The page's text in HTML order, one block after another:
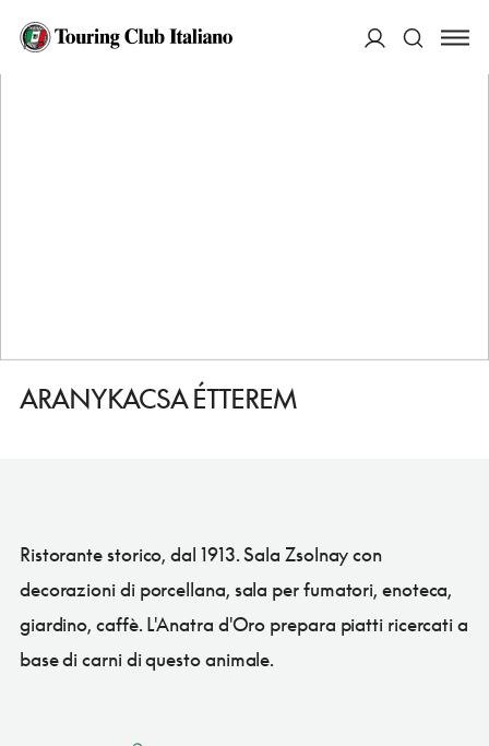
HOME
ARANYKACSA ÉTTEREM
Ristorante storico, dal 1913. Sala Zsolnay con
decorazioni di porcellana, sala per fumatori, enoteca,
giardino, caffè. L'Anatra d'Oro prepara piatti ricercati a
base di carni di questo animale.